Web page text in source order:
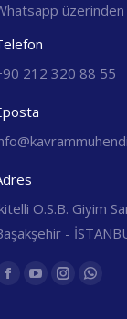
212 320 88 55
O.S.B. Giyim
-
Find us on:
FacebookYouTube
Instagram